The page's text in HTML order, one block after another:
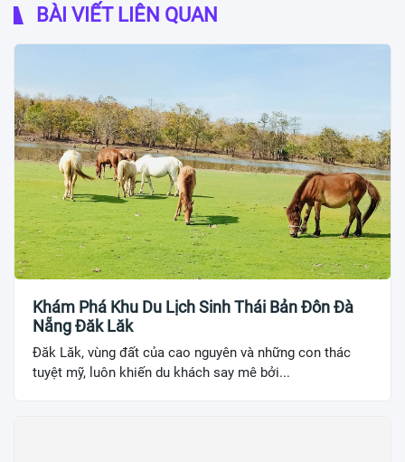
BÀI VIẾT LIÊN QUAN
Khám Phá Khu Du Lịch Sinh Thái Bản Đôn Đà
Nẵng Đăk Lăk
Đăk Lăk, vùng đất của cao nguyên và những con thác
tuyệt mỹ, luôn khiến du khách say mê bởi...